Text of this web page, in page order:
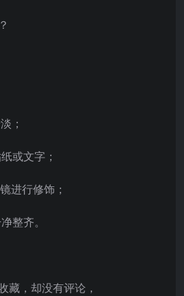
；
或文字；
进行修饰；
整齐。
藏，却没有评论，